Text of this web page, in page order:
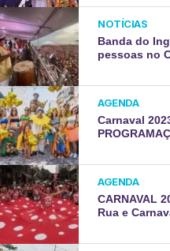
NOTÍCIAS
Banda do
pessoas no
AGENDA
Carnaval
AGENDA
CARNAVAL
Rua e